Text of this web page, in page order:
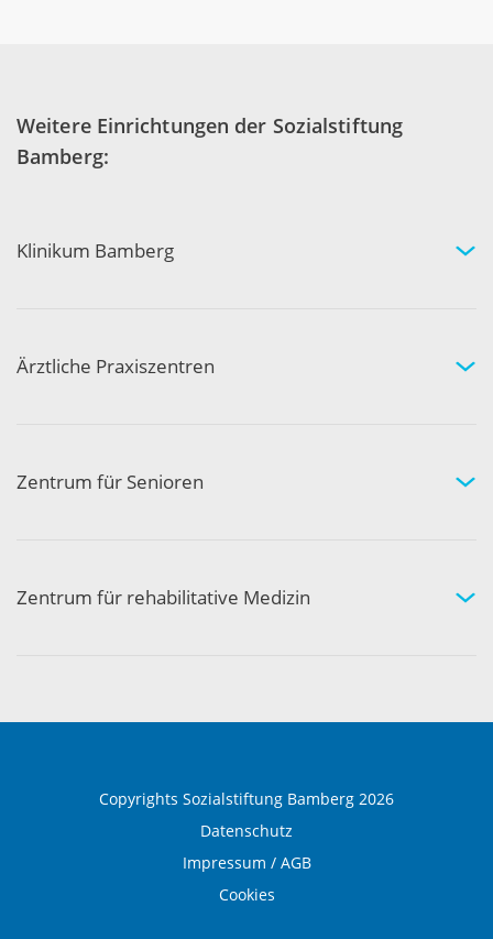
Weitere Einrichtungen der Sozialstiftung
Bamberg:
Klinikum Bamberg
Ihre Sicherheit
Ärztliche Praxiszentren
Kompetenznetzwerk
Zentrum für Senioren
Aktivität und Gemeinschaft
Zentrum für rehabilitative Medizin
Copyrights Sozialstiftung Bamberg 2026
Datenschutz
Impressum / AGB
Cookies